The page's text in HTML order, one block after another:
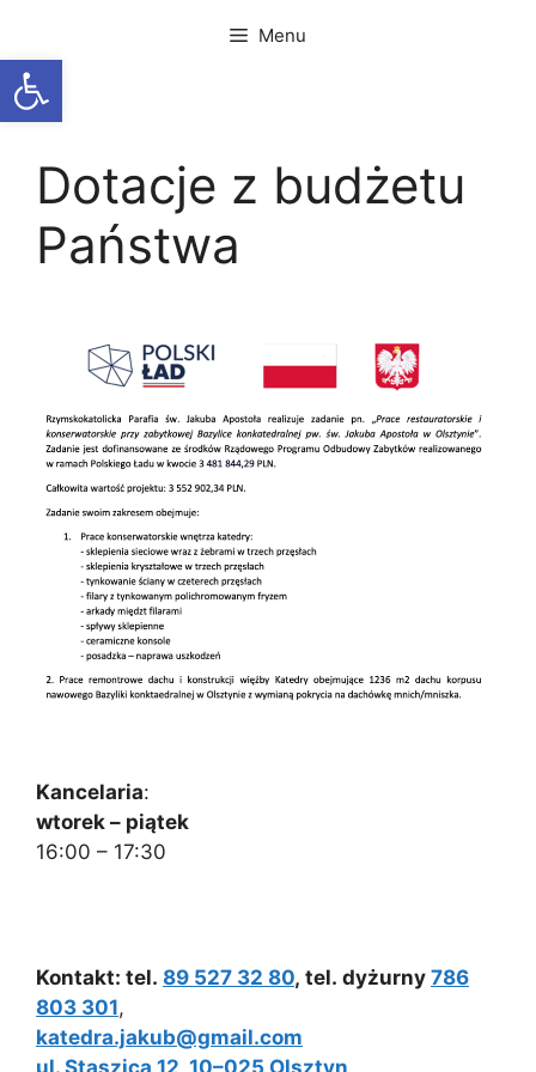
Otwórz pasek narzędzi
treści
Menu
Dotacje z budżetu
Państwa
Kancelaria:
wtorek – piątek
16:00 – 17:30
Kontakt: tel. 89 527 32 80, tel. dyżurny 786
803 301,
katedra.jakub@gmail.com
ul. Staszica 12, 10–025 Olsztyn